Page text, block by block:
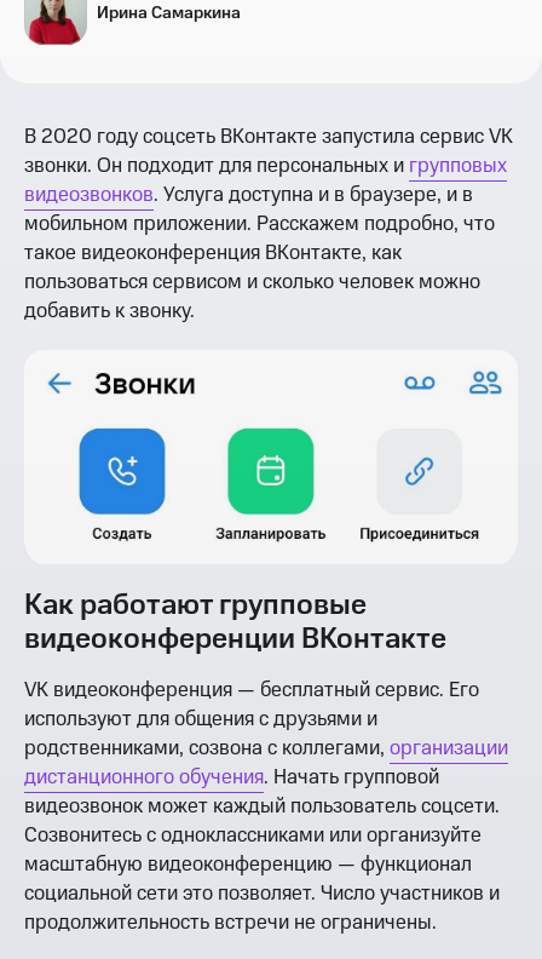
Ирина Самаркина
В 2020 году соцсеть ВКонтакте запустила сервис VK
звонки. Он подходит для персональных и групповых
видеозвонков. Услуга доступна и в браузере, и в
мобильном приложении. Расскажем подробно, что
такое видеоконференция ВКонтакте, как
пользоваться сервисом и сколько человек можно
добавить к звонку.
Как работают групповые
видеоконференции ВКонтакте
VK видеоконференция — бесплатный сервис. Его
используют для общения с друзьями и
родственниками, созвона с коллегами, организации
дистанционного обучения. Начать групповой
видеозвонок может каждый пользователь соцсети.
Созвонитесь с одноклассниками или организуйте
масштабную видеоконференцию — функционал
социальной сети это позволяет. Число участников и
продолжительность встречи не ограничены.